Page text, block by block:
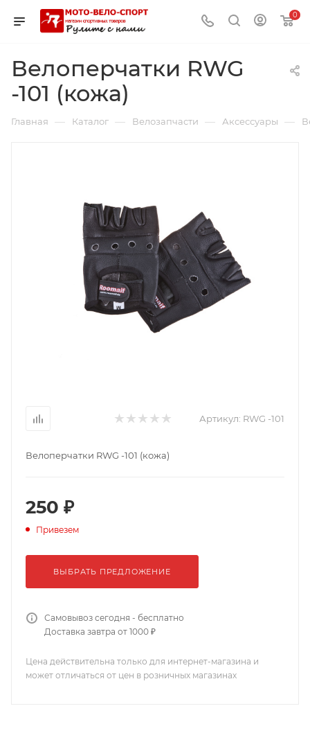
0
Велоперчатки RWG
-101 (кожа)
Главная — Каталог — Велозапчасти — Аксессуары —
Артикул: RWG -101
Велоперчатки RWG -101 (кожа)
250 ₽
Привезем
ВЫБРАТЬ ПРЕДЛОЖЕНИЕ
Самовывоз сегодня - бесплатно
Доставка завтра от 1000 ₽
Цена действительна только для интернет-магазина и
может отличаться от цен в розничных магазинах